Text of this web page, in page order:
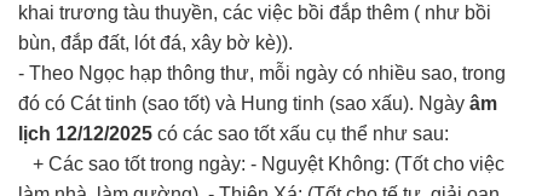
khai trương tàu thuyền, các việc bồi đắp thêm ( như bồi
bùn, đắp đất, lót đá, xây bờ kè)).
- Theo Ngọc hạp thông thư, mỗi ngày có nhiều sao, trong
đó có Cát tinh (sao tốt) và Hung tinh (sao xấu). Ngày âm
lịch 12/12/2025 có các sao tốt xấu cụ thể như sau:
+ Các sao tốt trong ngày: - Nguyệt Không: (Tốt cho việc